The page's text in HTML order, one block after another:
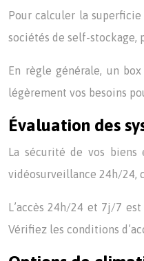
Pour calculer la
sociétés de self-stockage,
En règle générale, un
légèrement vos besoins
Évaluation des
La sécurité de vos biens
vidéosurveillance 24h/24,
L’accès 24h/24 et 7j/7
Vérifiez les conditions